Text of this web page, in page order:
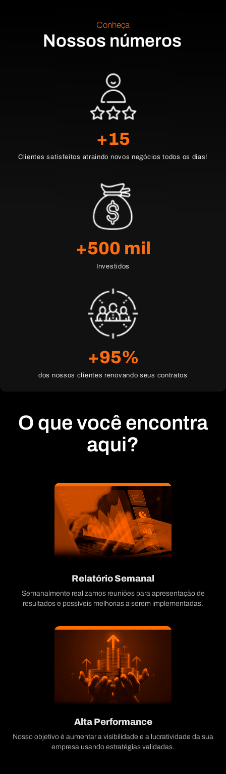
Conheça
Nossos números
+15
Clientes satisfeitos atraindo novos negócios todos os dias!
+500 mil
Investidos
+95%
dos nossos clientes renovando seus contratos
O que você encontra
aqui?
Relatório Semanal
Semanalmente realizamos reuniões para apresentação de
resultados e possíveis melhorias a serem implementadas.
Alta Performance
Nosso objetivo é aumentar a visibilidade e a lucratividade da sua
empresa usando estratégias validadas.